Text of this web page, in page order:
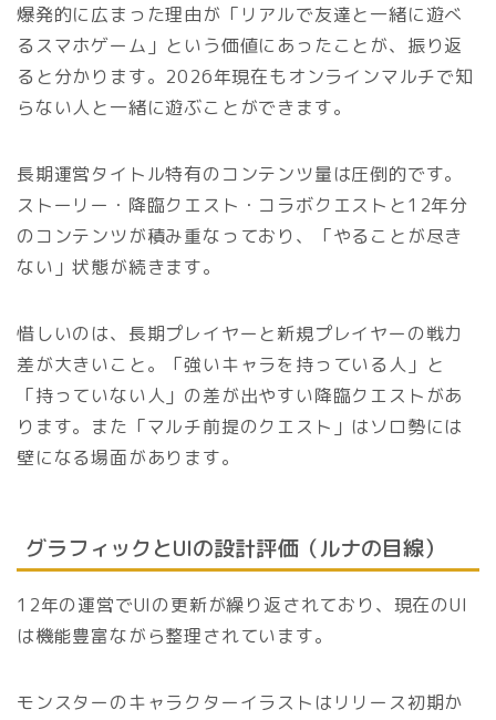
爆発的に広まった理由が「リアルで友達と一緒に遊べ
るスマホゲーム」という価値にあったことが、振り返
ると分かります。2026年現在もオンラインマルチで知
らない人と一緒に遊ぶことができます。
長期運営タイトル特有のコンテンツ量は圧倒的です。
ストーリー・降臨クエスト・コラボクエストと12年分
のコンテンツが積み重なっており、「やることが尽き
ない」状態が続きます。
惜しいのは、長期プレイヤーと新規プレイヤーの戦力
差が大きいこと。「強いキャラを持っている人」と
「持っていない人」の差が出やすい降臨クエストがあ
ります。また「マルチ前提のクエスト」はソロ勢には
壁になる場面があります。
グラフィックとUIの設計評価（ルナの目線）
12年の運営でUIの更新が繰り返されており、現在のUI
は機能豊富ながら整理されています。
モンスターのキャラクターイラストはリリース初期か